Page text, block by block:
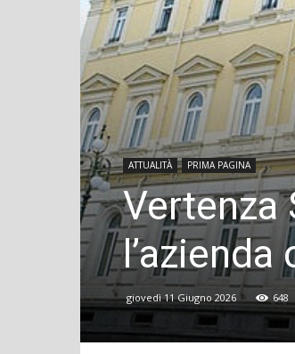
ATTUALITÀ PRIMA PAGINA
Vertenza
giovedì 11 Giugno 2026 648